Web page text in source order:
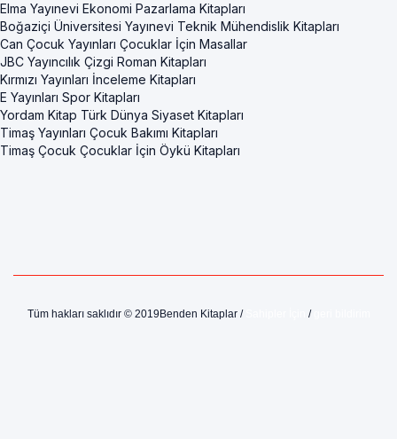
Elma Yayınevi Ekonomi Pazarlama Kitapları
Boğaziçi Üniversitesi Yayınevi Teknik Mühendislik Kitapları
Can Çocuk Yayınları Çocuklar İçin Masallar
JBC Yayıncılık Çizgi Roman Kitapları
Kırmızı Yayınları İnceleme Kitapları
E Yayınları Spor Kitapları
Yordam Kitap Türk Dünya Siyaset Kitapları
Timaş Yayınları Çocuk Bakımı Kitapları
Timaş Çocuk Çocuklar İçin Öykü Kitapları
Tüm hakları saklıdır © 2019Benden Kitaplar / /